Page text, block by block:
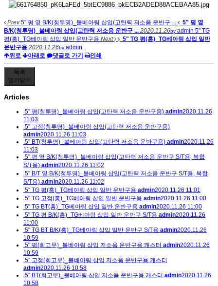
Prev5" 평 옆 B/K(청투명)_볼베아링 삽입(고탄력 저소음 운반구 ...
5" 평 옆
B/K(청투명)_볼베아링 삽입(고탄력 저소음 운반구 ... 2020.11.26by admin 5" TG
평(홍)_TG베아링 삽입 일반 운반구용 Next
5" TG 평(홍)_TG베아링 삽입 일반
운반구용 2020.11.26by admin
위로
아래로 댓글로 가기 인쇄
목록
열기 닫기
Articles
5" 평(청투명)_볼베아링 삽입(고탄력 저소음 운반구용) admin2020.11.26
11:03
5" 고정(청투명)_볼베아링 삽입(고탄력 저소음 운반구용)
admin2020.11.26 11:03
5" BT(청투명)_볼베아링 삽입(고탄력 저소음 운반구용) admin2020.11.26
11:03
5" 평 옆 B/K(청투명)_볼베아링 삽입(고탄력 저소음 운반구 S/T용, 복합
S/T용) admin2020.11.26 11:02
5" B/T 옆 B/K(청투명)_볼베아링 삽입(고탄력 저소음 운반구 S/T용, 복합
S/T용) admin2020.11.26 11:02
5" TG 평(홍)_TG베아링 삽입 일반 운반구용 admin2020.11.26 11:01
5" TG 고정(홍)_TG베아링 삽입 일반 운반구용 admin2020.11.26 11:00
5" TG BT(홍)_TG베아링 삽입 일반 운반구용 admin2020.11.26 11:00
5" TG 평 B/K(홍)_TG베아링 삽입 일반 운반구 S/T용 admin2020.11.26
11:00
5" TG BT B/K(홍)_TG베아링 삽입 일반 운반구 S/T용 admin2020.11.26
10:59
5" 평(회고무)_볼베아링 삽입 저소음 운반구용 캐스터 admin2020.11.26
10:59
5" 고정(회고무)_볼베아링 삽입 저소음 운반구용 캐스터
admin2020.11.26 10:58
5" BT(회고무)_볼베아링 삽입 저소음 운반구용 캐스터 admin2020.11.26
10:58